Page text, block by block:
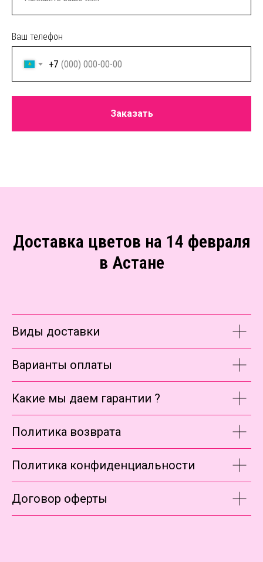
Ваш телефон
+7
Заказать
Доставка цветов на 14 февраля
в Астане
Виды доставки
Варианты оплаты
Какие мы даем гарантии ?
Политика возврата
Политика конфиденциальности
Договор оферты